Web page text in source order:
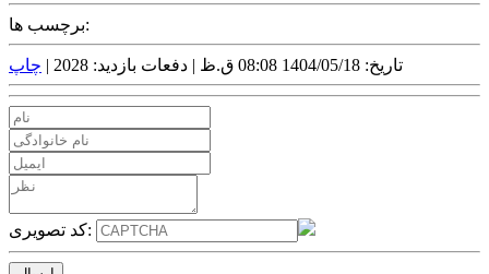
برچسب ها:
تاریخ: 1404/05/18 08:08 ق.ظ | دفعات بازدید: 2028 | چاپ
کد تصویری: